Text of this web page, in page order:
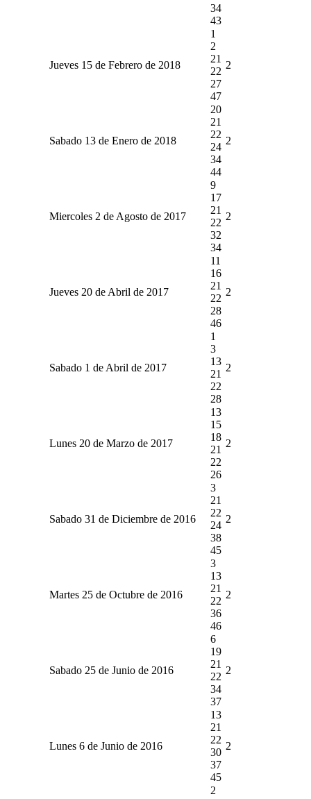
34
43
Jueves 15 de Febrero de 2018
1
2
21
22
27
47
2
Sabado 13 de Enero de 2018
20
21
22
24
34
44
2
Miercoles 2 de Agosto de 2017
9
17
21
22
32
34
2
Jueves 20 de Abril de 2017
11
16
21
22
28
46
2
Sabado 1 de Abril de 2017
1
3
13
21
22
28
2
Lunes 20 de Marzo de 2017
13
15
18
21
22
26
2
Sabado 31 de Diciembre de 2016
3
21
22
24
38
45
2
Martes 25 de Octubre de 2016
3
13
21
22
36
46
2
Sabado 25 de Junio de 2016
6
19
21
22
34
37
2
Lunes 6 de Junio de 2016
13
21
22
30
37
45
2
2